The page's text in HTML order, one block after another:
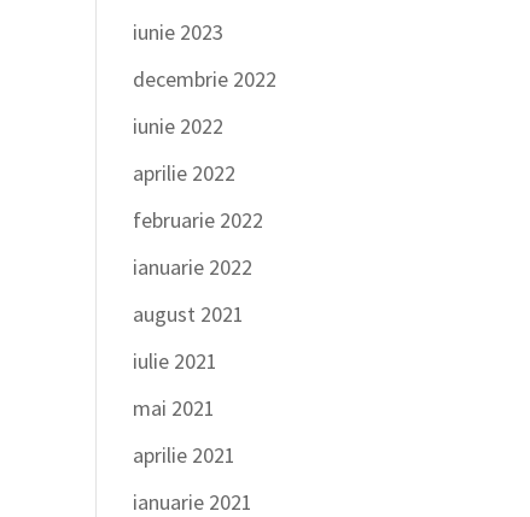
iunie 2023
decembrie 2022
iunie 2022
aprilie 2022
februarie 2022
ianuarie 2022
august 2021
iulie 2021
mai 2021
aprilie 2021
ianuarie 2021